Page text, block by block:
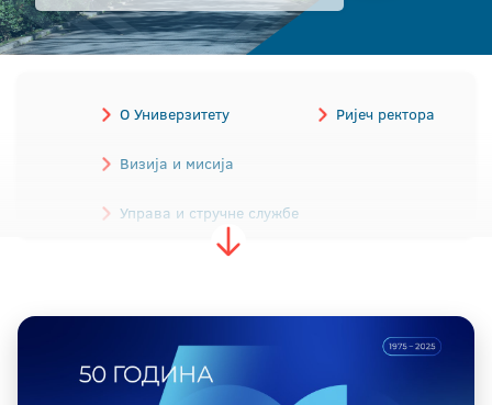
О Универзитету Ријеч ректора
Визија и мисија
Управа и стручне службе
Алумни Акредитација
Јавне набавке Донатори